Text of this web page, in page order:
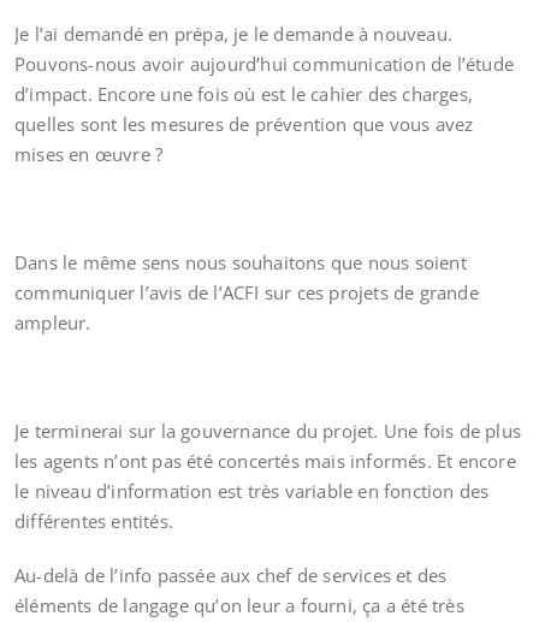
Je l’ai demandé en prépa, je le demande à nouveau.
Pouvons-nous avoir aujourd’hui communication de l’étude
d’impact. Encore une fois où est le cahier des charges,
quelles sont les mesures de prévention que vous avez
mises en œuvre ?
Dans le même sens nous souhaitons que nous soient
communiquer l’avis de l’ACFI sur ces projets de grande
ampleur.
Je terminerai sur la gouvernance du projet. Une fois de plus
les agents n’ont pas été concertés mais informés. Et encore
le niveau d’information est très variable en fonction des
différentes entités.
Au-delà de l’info passée aux chef de services et des
éléments de langage qu’on leur a fourni, ça a été très